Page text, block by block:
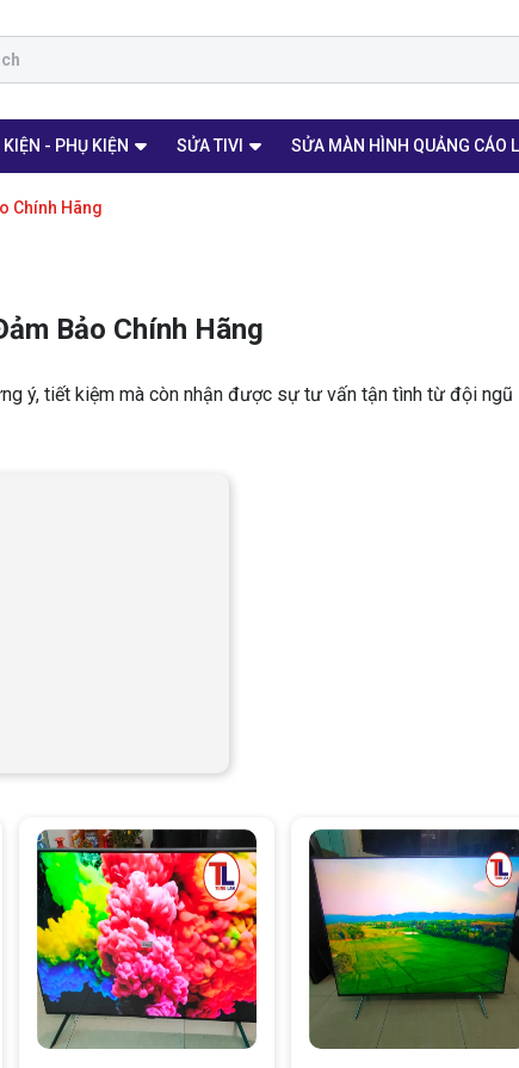
- PHỤ KIỆN SỬA TIVI SỬA MÀN HÌNH QUẢNG CÁO
Chính Hãng
Bảo Chính Hãng
ý, tiết kiệm mà còn nhận được sự tư vấn tận tình từ đội ngũ